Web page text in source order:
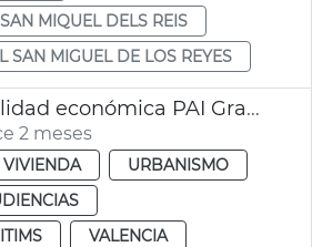
MIQUEL DELS REIS
SAN MIGUEL DE LOS REYES
Nueva centralidad económica PAI Grao València
2 meses
URBANISMO
VALENCIA